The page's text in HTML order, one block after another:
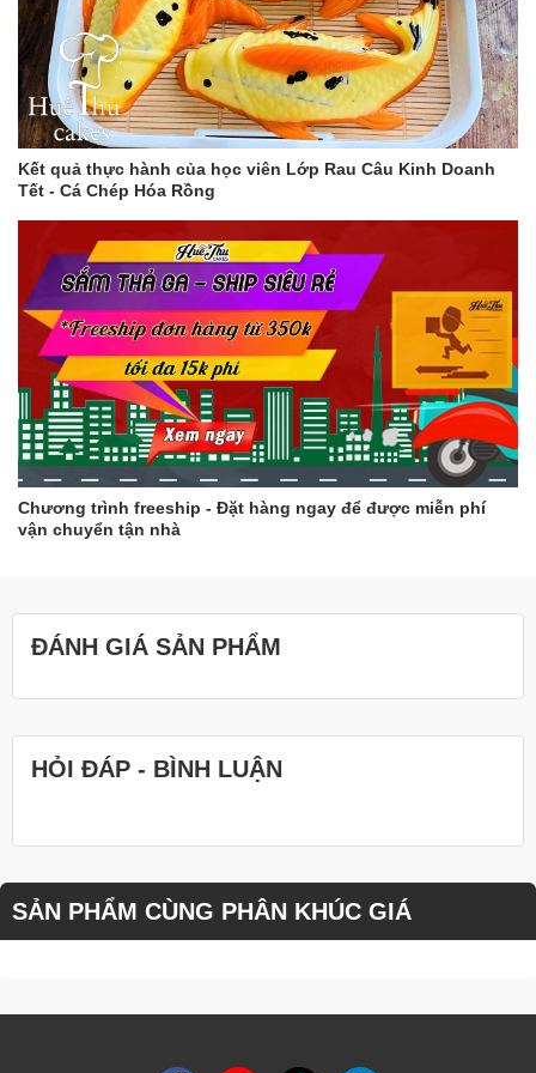
Kết quả thực hành của học viên Lớp Rau Câu Kinh Doanh
Tết - Cá Chép Hóa Rồng
Chương trình freeship - Đặt hàng ngay để được miễn phí
vận chuyển tận nhà
ĐÁNH GIÁ SẢN PHẨM
HỎI ĐÁP - BÌNH LUẬN
SẢN PHẨM CÙNG PHÂN KHÚC GIÁ